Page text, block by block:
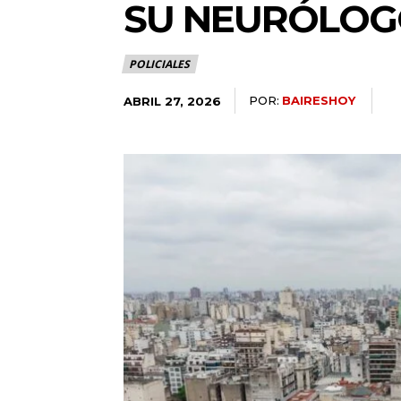
SU
POLICIALES
ABRIL 27, 2026 POR: BAIRESHOY